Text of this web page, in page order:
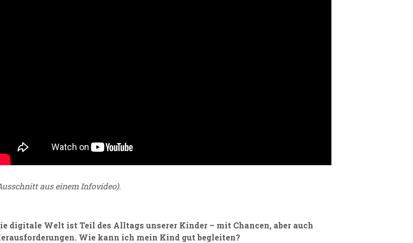
aus einem Infovideo).
digitale Welt ist Teil des Alltags unserer Kinder – mit Chancen, aber auch
Wie kann ich mein Kind gut begleiten?